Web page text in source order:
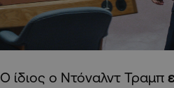
Ο ίδιος ο Ντόναλντ Τραμπ